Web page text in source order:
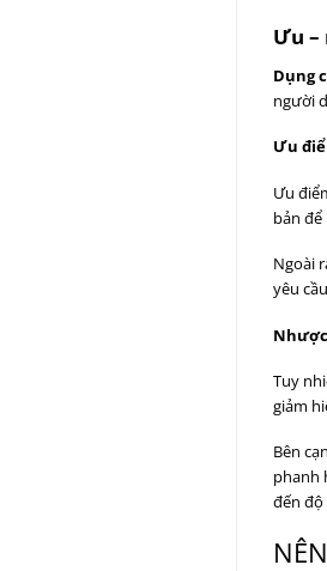
Ưu
Dụng
người
Ưu
Ưu
bản
Ngoài
yêu
Tuy
giảm
Bên
phanh
đến độ